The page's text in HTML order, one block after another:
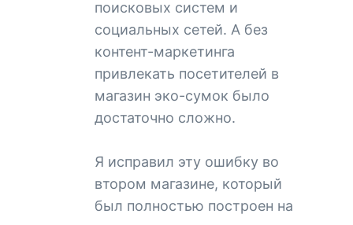
поисковых систем и
социальных сетей. А без
контент-маркетинга
привлекать посетителей в
магазин эко-сумок было
достаточно сложно.
Я исправил эту ошибку во
втором магазине, который
был полностью построен на